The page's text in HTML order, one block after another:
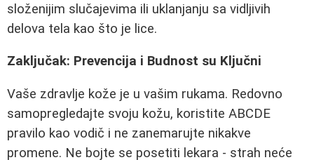
složenijim slučajevima ili uklanjanju sa vidljivih
delova tela kao što je lice.
Zaključak: Prevencija i Budnost su Ključni
Vaše zdravlje kože je u vašim rukama. Redovno
samopregledajte svoju kožu, koristite ABCDE
pravilo kao vodič i ne zanemarujte nikakve
promene. Ne bojte se posetiti lekara - strah neće